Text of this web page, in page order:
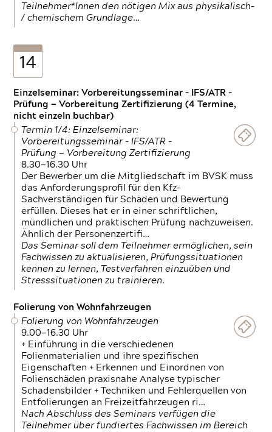
Teilnehmer*Innen den nötigen Mix aus physikalisch-
/ chemischem Grundlage…
14
Einzelseminar: Vorbereitungsseminar - IFS/ATR -
Prüfung — Vorbereitung Zertifizierung (4 Termine,
nicht einzeln buchbar)
Termin 1/4: Einzelseminar:
Vorbereitungsseminar - IFS/ATR -
Prüfung — Vorbereitung Zertifizierung
8.30—16.30 Uhr
Der Bewerber um die Mitgliedschaft im BVSK muss
das Anforderungsprofil für den Kfz-
Sachverständigen für Schäden und Bewertung
erfüllen. Dieses hat er in einer schriftlichen,
mündlichen und praktischen Prüfung nachzuweisen.
Ähnlich der Personenzertifi…
Das Seminar soll dem Teilnehmer ermöglichen, sein
Fachwissen zu aktualisieren, Prüfungssituationen
kennen zu lernen, Testverfahren einzuüben und
Stresssituationen zu trainieren.
Folierung von Wohnfahrzeugen
Folierung von Wohnfahrzeugen
9.00—16.30 Uhr
+ Einführung in die verschiedenen
Folienmaterialien und ihre spezifischen
Eigenschaften + Erkennen und Einordnen von
Folienschäden praxisnahe Analyse typischer
Schadensbilder + Techniken und Fehlerquellen von
Entfolierungen an Freizeitfahrzeugen ri…
Nach Abschluss des Seminars verfügen die
Teilnehmer über fundiertes Fachwissen im Bereich